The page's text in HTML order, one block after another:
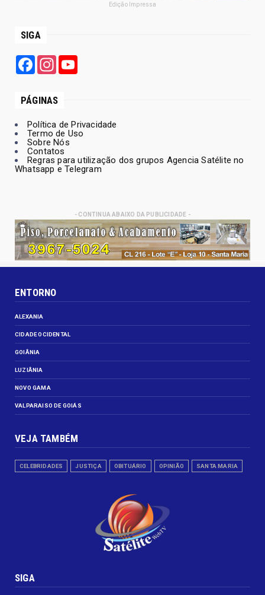
Edição Impressa
SIGA
FacebookInstagram
PÁGINAS
Política de Privacidade
Termo de Uso
Sobre Nós
Contatos
Regras para utilização dos grupos Agencia Satélite no
Whatsapp e Telegram
- CONTINUA ABAIXO DA PUBLICIDADE -
ENTORNO
ALEXANIA
CIDADE OCIDENTAL
GOIÂNIA
LUZIÂNIA
NOVO GAMA
VALPARAISO DE GOIÁS
VEJA TAMBÉM
CELEBRIDADES JUSTIÇA OBITUÁRIO OPINIÃO SANTA MARIA
SIGA